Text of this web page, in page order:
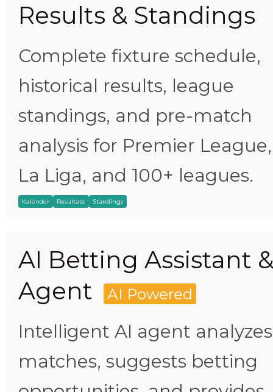
Results & Standings
Complete fixture schedule,
historical results, league
standings, and pre-match
analysis for Premier League,
La Liga, and 100+ leagues.
Kalender Resultate Standings
AI Betting Assistant
Agent
AI Powered
Intelligent AI agent analyzes
matches, suggests betting